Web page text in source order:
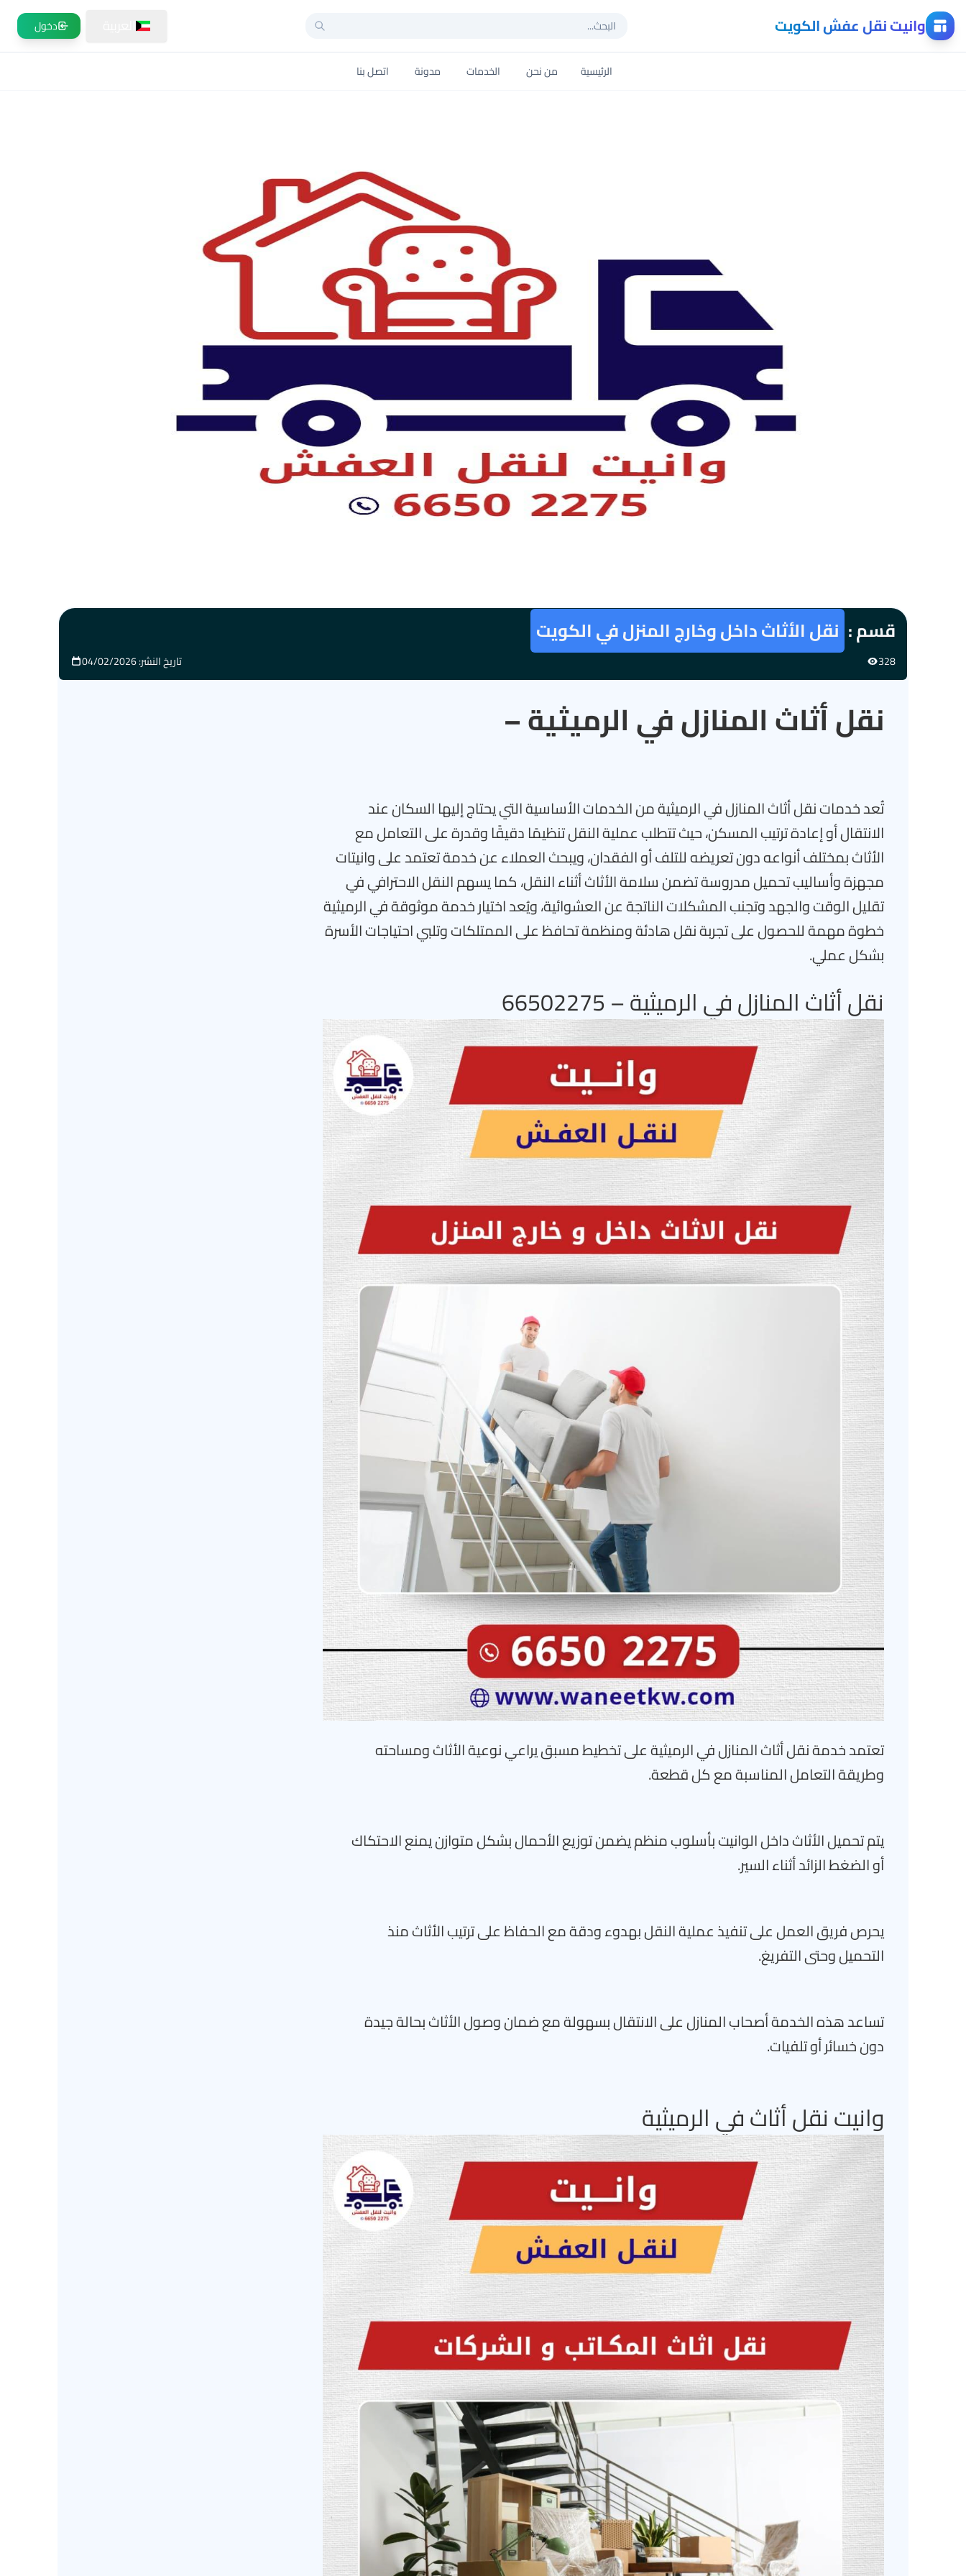
وانيت نقل عفش الكويت دخول
الرئيسية من نحن الخدمات مدونة اتصل بنا
قسم : نقل الأثاث داخل وخارج المنزل في الكويت
328 تاريخ النشر: 04/02/2026
نقل أثاث المنازل في الرميثية –
تُعد خدمات نقل أثاث المنازل في الرميثية من الخدمات الأساسية التي يحتاج إليها السكان عند
الانتقال أو إعادة ترتيب المسكن، حيث تتطلب عملية النقل تنظيمًا دقيقًا وقدرة على التعامل مع
الأثاث بمختلف أنواعه دون تعريضه للتلف أو الفقدان، ويبحث العملاء عن خدمة تعتمد على وانيتات
مجهزة وأساليب تحميل مدروسة تضمن سلامة الأثاث أثناء النقل، كما يسهم النقل الاحترافي في
تقليل الوقت والجهد وتجنب المشكلات الناتجة عن العشوائية، ويُعد اختيار خدمة موثوقة في الرميثية
خطوة مهمة للحصول على تجربة نقل هادئة ومنظمة تحافظ على الممتلكات وتلبي احتياجات الأسرة
بشكل عملي.
نقل أثاث المنازل في الرميثية – 66502275
تعتمد خدمة نقل أثاث المنازل في الرميثية على تخطيط مسبق يراعي نوعية الأثاث ومساحته
وطريقة التعامل المناسبة مع كل قطعة.
يتم تحميل الأثاث داخل الوانيت بأسلوب منظم يضمن توزيع الأحمال بشكل متوازن يمنع الاحتكاك
أو الضغط الزائد أثناء السير.
يحرص فريق العمل على تنفيذ عملية النقل بهدوء ودقة مع الحفاظ على ترتيب الأثاث منذ
التحميل وحتى التفريغ.
تساعد هذه الخدمة أصحاب المنازل على الانتقال بسهولة مع ضمان وصول الأثاث بحالة جيدة
دون خسائر أو تلفيات.
وانيت نقل أثاث في الرميثية